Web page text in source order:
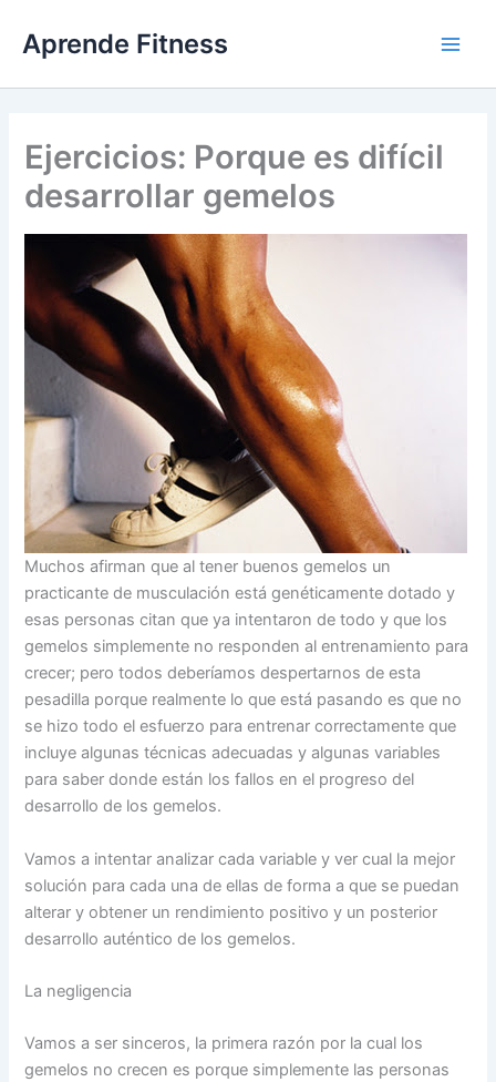
contenido
Aprende Fitness
Ejercicios: Porque es difícil
desarrollar gemelos
Muchos afirman que al tener buenos gemelos un
practicante de musculación está genéticamente dotado y
esas personas citan que ya intentaron de todo y que los
gemelos simplemente no responden al entrenamiento para
crecer; pero todos deberíamos despertarnos de esta
pesadilla porque realmente lo que está pasando es que no
se hizo todo el esfuerzo para entrenar correctamente que
incluye algunas técnicas adecuadas y algunas variables
para saber donde están los fallos en el progreso del
desarrollo de los gemelos.
Vamos a intentar analizar cada variable y ver cual la mejor
solución para cada una de ellas de forma a que se puedan
alterar y obtener un rendimiento positivo y un posterior
desarrollo auténtico de los gemelos.
La negligencia
Vamos a ser sinceros, la primera razón por la cual los
gemelos no crecen es porque simplemente las personas